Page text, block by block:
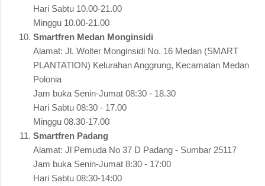
Hari Sabtu 10.00-21.00
Minggu 10.00-21.00
Smartfren Medan Monginsidi
Alamat: Jl. Wolter Monginsidi No. 16 Medan (SMART
PLANTATION) Kelurahan Anggrung, Kecamatan Medan
Polonia
Jam buka Senin-Jumat 08:30 - 18.30
Hari Sabtu 08:30 - 17.00
Minggu 08.30-17.00
Smartfren Padang
Alamat: Jl Pemuda No 37 D Padang - Sumbar 25117
Jam buka Senin-Jumat 8:30 - 17:00
Hari Sabtu 08:30-14:00